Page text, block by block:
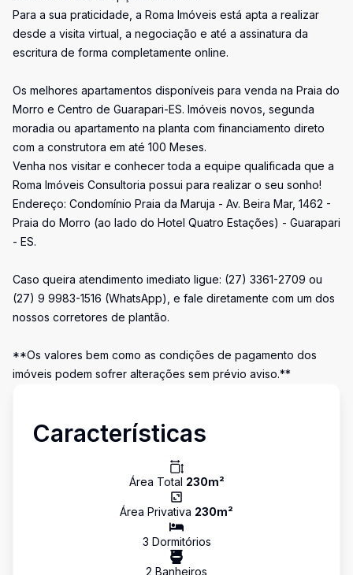
Para a sua praticidade, a Roma Imóveis está apta a realizar
desde a visita virtual, a negociação e até a assinatura da
escritura de forma completamente online.
Os melhores apartamentos disponíveis para venda na Praia do
Morro e Centro de Guarapari-ES. Imóveis novos, segunda
moradia ou apartamento na planta com financiamento direto
com a construtora em até 100 Meses.
Venha nos visitar e conhecer toda a equipe qualificada que a
Roma Imóveis Consultoria possui para realizar o seu sonho!
Endereço: Condomínio Praia da Maruja - Av. Beira Mar, 1462 -
Praia do Morro (ao lado do Hotel Quatro Estações) - Guarapari
- ES.
Caso queira atendimento imediato ligue: (27) 3361-2709 ou
(27) 9 9983-1516 (WhatsApp), e fale diretamente com um dos
nossos corretores de plantão.
**Os valores bem como as condições de pagamento dos
imóveis podem sofrer alterações sem prévio aviso.**
Características
Área Total 230m²
Área Privativa 230m²
3 Dormitórios
2 Banheiros